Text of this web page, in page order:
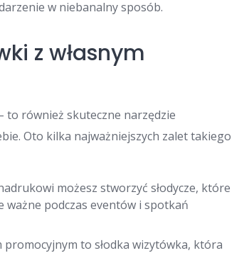
w niebanalny sposób.
z własnym
to również skuteczne narzędzie
Oto kilka najważniejszych zalet takiego
możesz stworzyć słodycze, które
ważne podczas eventów i spotkań
to słodka wizytówka, która